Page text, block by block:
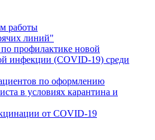
работы
линий"
профилактике новой
инфекции (COVID-19) среди
по оформлению
в условиях карантина и
от COVID-19